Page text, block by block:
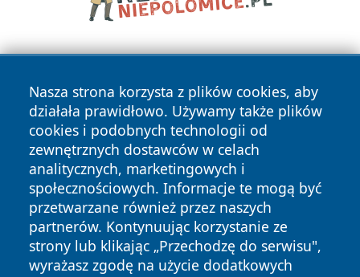
Nasza strona korzysta z plików cookies, aby
działała prawidłowo. Używamy także plików
cookies i podobnych technologii od
zewnętrznych dostawców w celach
analitycznych, marketingowych i
społecznościowych. Informacje te mogą być
przetwarzane również przez naszych
partnerów. Kontynuując korzystanie ze
strony lub klikając „Przechodzę do serwisu",
wyrażasz zgodę na użycie dodatkowych
Copyright © 2026 nowosadecki24.pl Wszystkie prawa
zastrzeżone.
News Autorzy
Polityka
Prywatności
Polityka
Cookies